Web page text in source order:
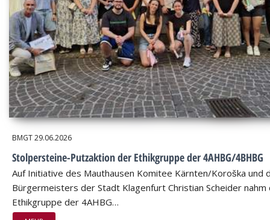
BMGT29.06.2026
Stolpersteine-Putzaktion der Ethikgruppe der 4AHBG/4BHBG
Auf Initiative des Mauthausen Komitee Kärnten/Koroška und
Bürgermeisters der Stadt Klagenfurt Christian Scheider nahm
Ethikgruppe der 4AHBG…